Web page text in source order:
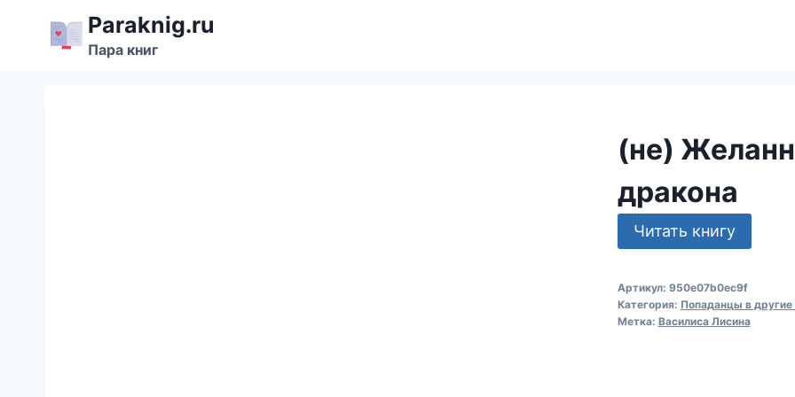
содержимому
Paraknig.ru
Пара книг
(не)
дракона
Читать книгу
Артикул: 950e07b0ec9f
Категория: Попаданцы в
Метка: Василиса Лисина